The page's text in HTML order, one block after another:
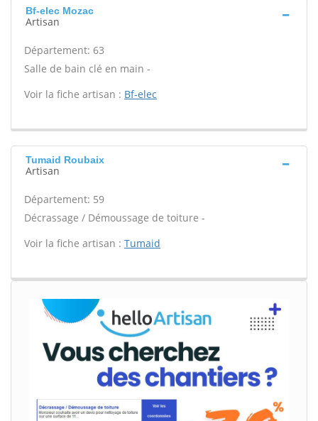
Bf-elec Mozac
Artisan
Département: 63
Salle de bain clé en main -
Voir la fiche artisan : Bf-elec
Tumaid Roubaix
Artisan
Département: 59
Décrassage / Démoussage de toiture -
Voir la fiche artisan : Tumaid